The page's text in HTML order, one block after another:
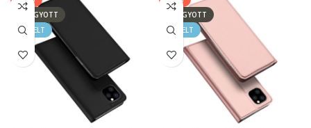
ELFOGYOTT
KIEMELT
ELFOGYOTT
KIEMELT